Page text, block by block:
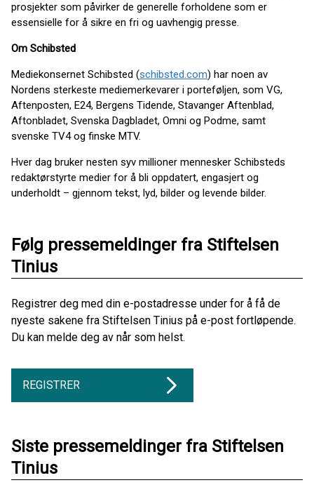
prosjekter som påvirker de generelle forholdene som er
essensielle for å sikre en fri og uavhengig presse.
Om Schibsted
Mediekonsernet Schibsted (schibsted.com) har noen av
Nordens sterkeste mediemerkevarer i porteføljen, som VG,
Aftenposten, E24, Bergens Tidende, Stavanger Aftenblad,
Aftonbladet, Svenska Dagbladet, Omni og Podme, samt
svenske TV4 og finske MTV.
Hver dag bruker nesten syv millioner mennesker Schibsteds
redaktørstyrte medier for å bli oppdatert, engasjert og
underholdt – gjennom tekst, lyd, bilder og levende bilder.
Følg pressemeldinger fra Stiftelsen
Tinius
Registrer deg med din e-postadresse under for å få de
nyeste sakene fra Stiftelsen Tinius på e-post fortløpende.
Du kan melde deg av når som helst.
REGISTRER
Siste pressemeldinger fra Stiftelsen
Tinius